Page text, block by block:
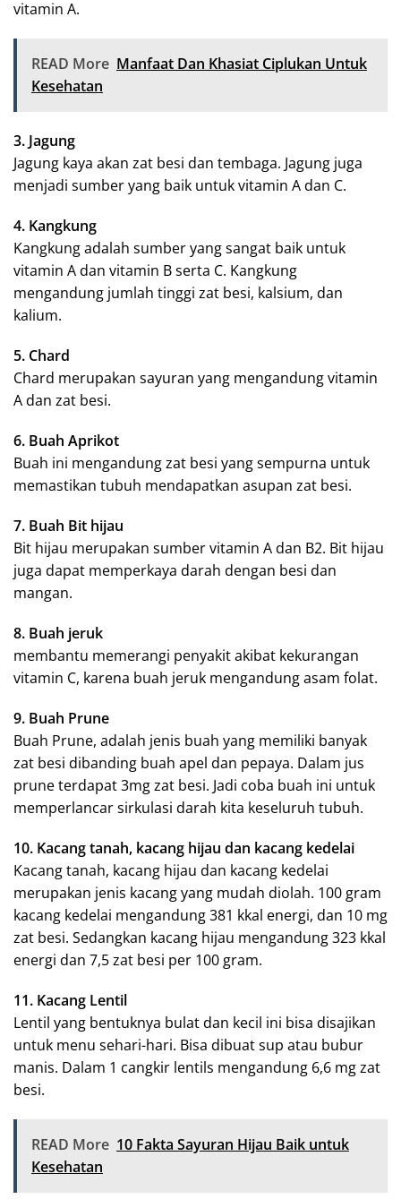
vitamin A.
READ More Manfaat Dan Khasiat Ciplukan Untuk
Kesehatan
3. Jagung
Jagung kaya akan zat besi dan tembaga. Jagung juga
menjadi sumber yang baik untuk vitamin A dan C.
4. Kangkung
Kangkung adalah sumber yang sangat baik untuk
vitamin A dan vitamin B serta C. Kangkung
mengandung jumlah tinggi zat besi, kalsium, dan
kalium.
5. Chard
Chard merupakan sayuran yang mengandung vitamin
A dan zat besi.
6. Buah Aprikot
Buah ini mengandung zat besi yang sempurna untuk
memastikan tubuh mendapatkan asupan zat besi.
7. Buah Bit hijau
Bit hijau merupakan sumber vitamin A dan B2. Bit hijau
juga dapat memperkaya darah dengan besi dan
mangan.
8. Buah jeruk
membantu memerangi penyakit akibat kekurangan
vitamin C, karena buah jeruk mengandung asam folat.
9. Buah Prune
Buah Prune, adalah jenis buah yang memiliki banyak
zat besi dibanding buah apel dan pepaya. Dalam jus
prune terdapat 3mg zat besi. Jadi coba buah ini untuk
memperlancar sirkulasi darah kita keseluruh tubuh.
10. Kacang tanah, kacang hijau dan kacang kedelai
Kacang tanah, kacang hijau dan kacang kedelai
merupakan jenis kacang yang mudah diolah. 100 gram
kacang kedelai mengandung 381 kkal energi, dan 10 mg
zat besi. Sedangkan kacang hijau mengandung 323 kkal
energi dan 7,5 zat besi per 100 gram.
11. Kacang Lentil
Lentil yang bentuknya bulat dan kecil ini bisa disajikan
untuk menu sehari-hari. Bisa dibuat sup atau bubur
manis. Dalam 1 cangkir lentils mengandung 6,6 mg zat
besi.
READ More 10 Fakta Sayuran Hijau Baik untuk
Kesehatan